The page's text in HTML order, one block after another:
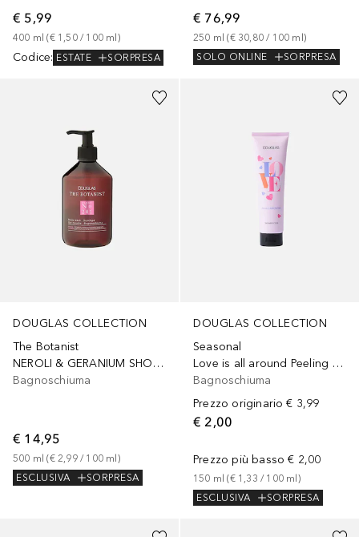
€ 5,99
400 ml (€ 1,50 / 100 ml )
Codice: ESTATE SORPRESA
€ 76,99
250 ml (€ 30,80 / 100 ml )
SOLO ONLINE
SORPRESA
DOUGLAS COLLECTION
The Botanist
NEROLI & GERANIUM SHOWER GEL
Bagnoschiuma
€ 14,95
500 ml (€ 2,99 / 100 ml)
ESCLUSIVA
SORPRESA
DOUGLAS COLLECTION
Seasonal
Love is all around Peeling Shower Scrub
Bagnoschiuma
Prezzo originario € 3,99
€ 2,00
Prezzo più basso € 2,00
150 ml (€ 1,33 / 100 ml)
ESCLUSIVA
SORPRESA